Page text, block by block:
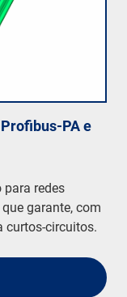
PA e
para redes
garante, com
curtos-circuitos.